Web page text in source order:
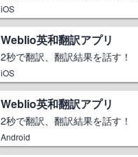
iOS
Weblio英和翻訳アプリ
2秒で翻訳、翻訳結果を話す！
iOS
Weblio英和翻訳アプリ
2秒で翻訳、翻訳結果を話す！
Android